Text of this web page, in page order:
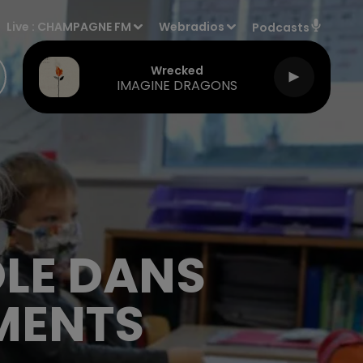
Live : CHAMPAGNE FM Webradios Podcasts
Wrecked
IMAGINE DRAGONS
DANS